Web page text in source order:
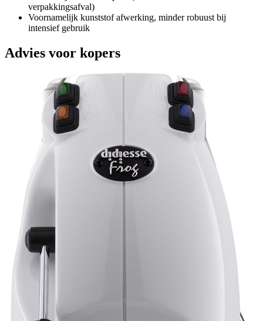
verpakkingsafval)
Voornamelijk kunststof afwerking, minder robuust bij
intensief gebruik
Advies voor kopers